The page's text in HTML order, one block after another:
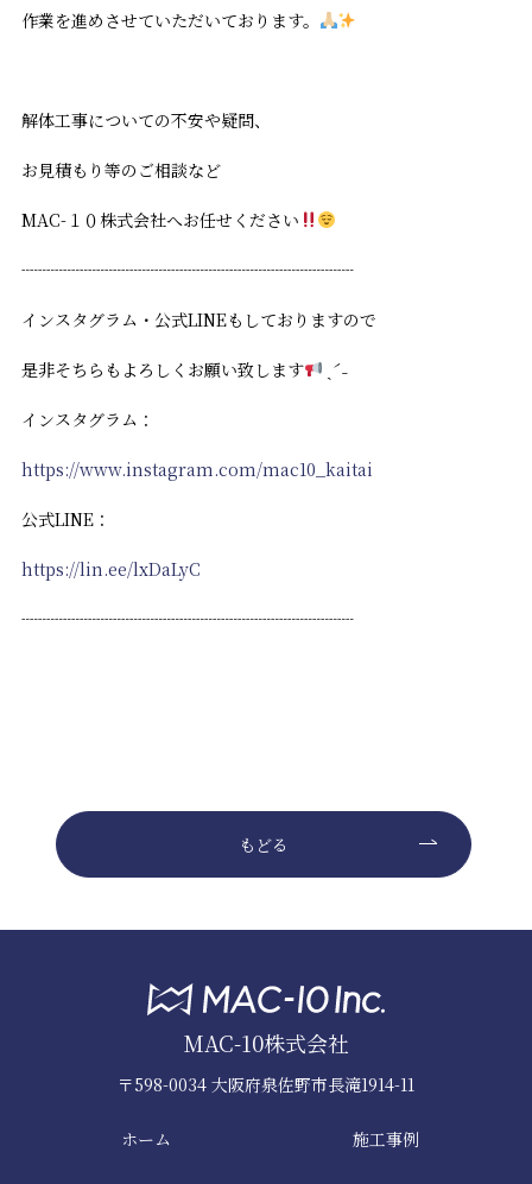
作業を進めさせていただいております。
解体工事についての不安や疑問、
お見積もり等のご相談など
MAC-１０株式会社へお任せください
┈┈┈┈┈┈┈┈┈┈┈┈┈┈┈┈┈┈┈┈
インスタグラム・公式LINEもしておりますので
是非そちらもよろしくお願い致します ˎˊ˗
インスタグラム：
https://www.instagram.com/mac10_kaitai
公式LINE：
https://lin.ee/lxDaLyC
┈┈┈┈┈┈┈┈┈┈┈┈┈┈┈┈┈┈┈┈
もどる
MAC-10株式会社
〒598-0034 大阪府泉佐野市長滝1914-11
ホーム 施工事例